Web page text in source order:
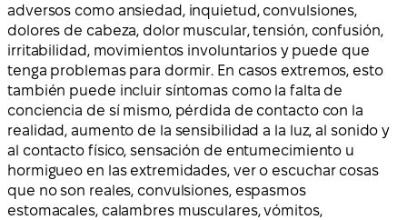
adversos como ansiedad, inquietud, convulsiones,
dolores de cabeza, dolor muscular, tensión, confusión,
irritabilidad, movimientos involuntarios y puede que
tenga problemas para dormir. En casos extremos, esto
también puede incluir síntomas como la falta de
conciencia de sí mismo, pérdida de contacto con la
realidad, aumento de la sensibilidad a la luz, al sonido y
al contacto físico, sensación de entumecimiento u
hormigueo en las extremidades, ver o escuchar cosas
que no son reales, convulsiones, espasmos
estomacales, calambres musculares, vómitos,